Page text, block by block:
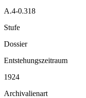
A.4-0.318
Stufe
Dossier
Entstehungszeitraum
1924
Archivalienart